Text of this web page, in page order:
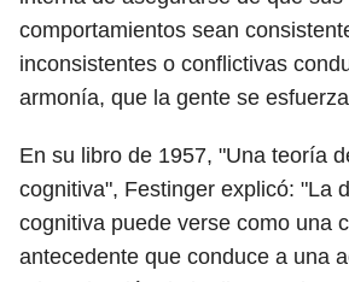
comportamientos sean
inconsistentes o conflictivas
armonía, que la gente se
En su libro de 1957, "Una teoría
cognitiva", Festinger explicó: "La
cognitiva puede verse como una
antecedente que conduce a una